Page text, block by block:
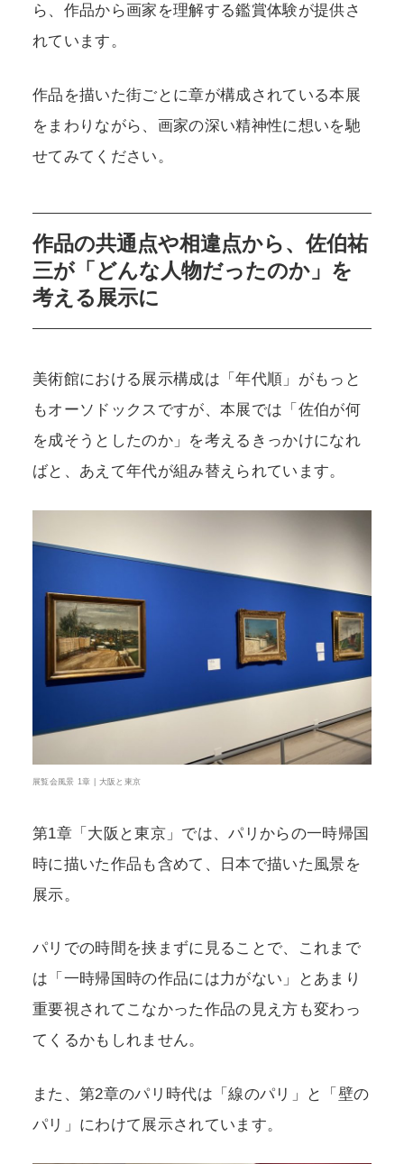
ら、作品から画家を理解する鑑賞体験が提供さ
れています。
作品を描いた街ごとに章が構成されている本展
をまわりながら、画家の深い精神性に想いを馳
せてみてください。
作品の共通点や相違点から、佐伯祐
三が「どんな人物だったのか」を
考える展示に
美術館における展示構成は「年代順」がもっと
もオーソドックスですが、本展では「佐伯が何
を成そうとしたのか」を考えるきっかけになれ
ばと、あえて年代が組み替えられています。
展覧会風景 1章 | 大阪と東京
第1章「大阪と東京」では、パリからの一時帰国
時に描いた作品も含めて、日本で描いた風景を
展示。
パリでの時間を挟まずに見ることで、これまで
は「一時帰国時の作品には力がない」とあまり
重要視されてこなかった作品の見え方も変わっ
てくるかもしれません。
また、第2章のパリ時代は「線のパリ」と「壁の
パリ」にわけて展示されています。